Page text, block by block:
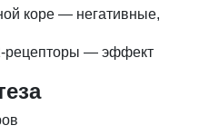
коре — негативные,
рецепторы — эффект